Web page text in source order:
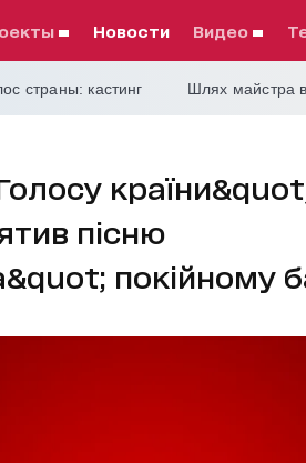
Новости видео
страны: кастинг Шлях майстра
пісню
покійному